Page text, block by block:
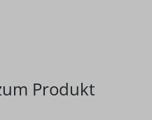
Produkt